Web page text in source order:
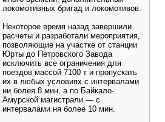
локомотивных бригад и локомотивов.
Некоторое время назад завершили
расчеты и разработали мероприятия,
позволяющие на участке от станции
Юрты до Петровского Завода
исключить все ограничения для
поездов массой 7100 т и пропускать
их в любых условиях с интервалами
ни болея 8 мин, а по Байкало-
Амурской магистрали — с
интервалами ня более 10 мин.